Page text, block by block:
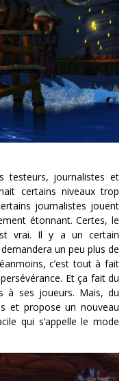
journalistes et
certains niveaux trop
journalistes jouent
étonnant. Certes, le
vrai. Il y a un certain
un peu plus de
c’est tout à fait
Et ça fait du
à ses joueurs. Mais, du
et propose un nouveau
qui s’appelle le mode